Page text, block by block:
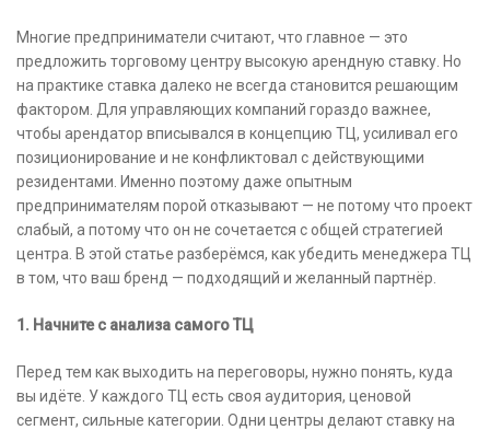
Многие предприниматели считают, что главное — это
предложить торговому центру высокую арендную ставку. Но
на практике ставка далеко не всегда становится решающим
фактором. Для управляющих компаний гораздо важнее,
чтобы арендатор вписывался в концепцию ТЦ, усиливал его
позиционирование и не конфликтовал с действующими
резидентами. Именно поэтому даже опытным
предпринимателям порой отказывают — не потому что проект
слабый, а потому что он не сочетается с общей стратегией
центра. В этой статье разберёмся, как убедить менеджера ТЦ
в том, что ваш бренд — подходящий и желанный партнёр.
1. Начните с анализа самого ТЦ
Перед тем как выходить на переговоры, нужно понять, куда
вы идёте. У каждого ТЦ есть своя аудитория, ценовой
сегмент, сильные категории. Одни центры делают ставку на